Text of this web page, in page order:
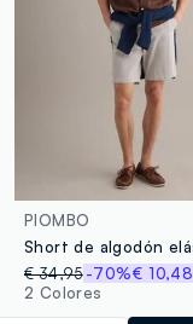
PIOMBO
€ 34,95-70%€ 10,48
2 Colores